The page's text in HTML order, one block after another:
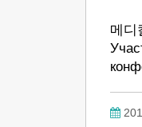
메디